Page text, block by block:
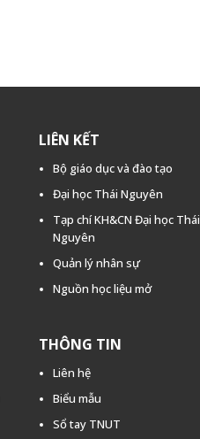
LIÊN KẾT
Bộ giáo dục và đào tạo
Đại học Thái Nguyên
Tạp chí KH&CN Đại học Thái
Nguyên
Quản lý nhân sự
Nguồn học liệu mở
THÔNG TIN
Liên hệ
Biểu mẫu
Sổ tay TNUT